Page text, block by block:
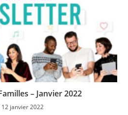
– Janvier 2022
12 janvier 2022